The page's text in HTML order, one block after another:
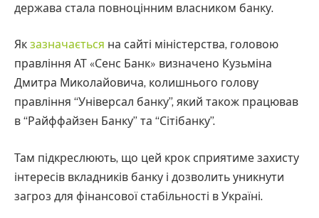
держава стала повноцінним власником банку.
Як зазначається на сайті міністерства, головою
правління АТ «Сенс Банк» визначено Кузьміна
Дмитра Миколайовича, колишнього голову
правління “Універсал банку”, який також працював
в “Райффайзен Банку” та “Сітібанку”.
Там підкреслюють, що цей крок сприятиме захисту
інтересів вкладників банку і дозволить уникнути
загроз для фінансової стабільності в Україні.